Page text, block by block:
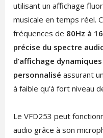
utilisant un affichage
musicale en temps réel.
fréquences de 80Hz à
précise du spectre
d’affichage
personnalisé assurant
à faible qu’à fort niveau
Le VFD253 peut
audio grâce à son